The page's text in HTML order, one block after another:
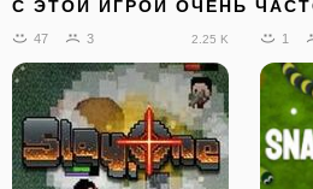
C ЭТОЙ ИГРОЙ ОЧЕНЬ
47 3 2.25 K 1